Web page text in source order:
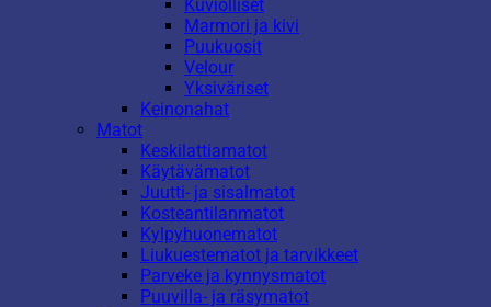
Kuviolliset
Marmori ja kivi
Puukuosit
Velour
Yksiväriset
Keinonahat
Matot
Keskilattiamatot
Käytävämatot
Juutti- ja sisalmatot
Kosteantilanmatot
Kylpyhuonematot
Liukuestematot ja tarvikkeet
Parveke ja kynnysmatot
Puuvilla- ja räsymatot